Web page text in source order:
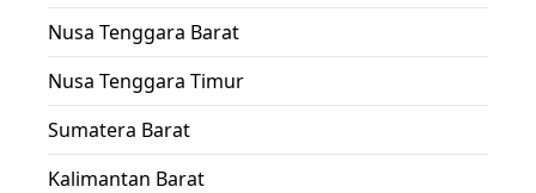
Nusa Tenggara Barat
Nusa Tenggara Timur
Sumatera Barat
Kalimantan Barat